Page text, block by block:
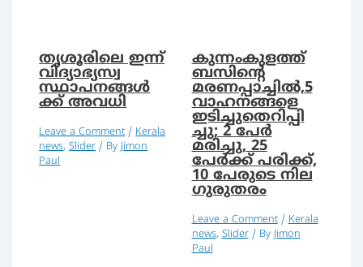
തൃശൂരിലെ ഇന്ന്
വിദ്യാഭ്യസ്വ
സ്ഥാപനങ്ങൾ
ക്ക് അവധി
Leave a Comment /Kerala
news,Slider/ ByJimon
Paul
കുന്നംകുളത്ത്
ബസിന്റെ
മരണപ്പാച്ചില്‍,5
വാഹനങ്ങളെ
ഇടിച്ചുതെറിപ്പി
ച്ചു; 2 പേർ
മരിച്ചു, 25
പേര്‍ക്ക് പരിക്ക്,
10 പേരുടെ നില
ഗുരുതരം
Leave a Comment /Kerala
news,Slider/ ByJimon
Paul